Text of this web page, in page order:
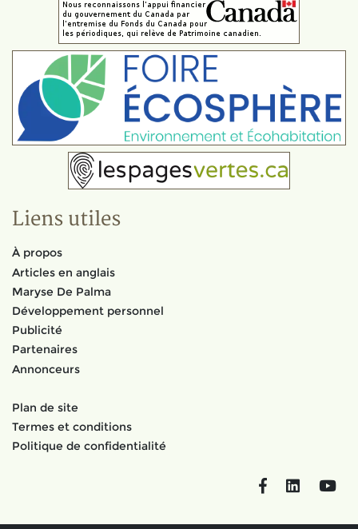
Liens utiles
À propos
Articles en anglais
Maryse De Palma
Développement personnel
Publicité
Partenaires
Annonceurs
Plan de site
Termes et conditions
Politique de confidentialité
FacebookLinkedIn